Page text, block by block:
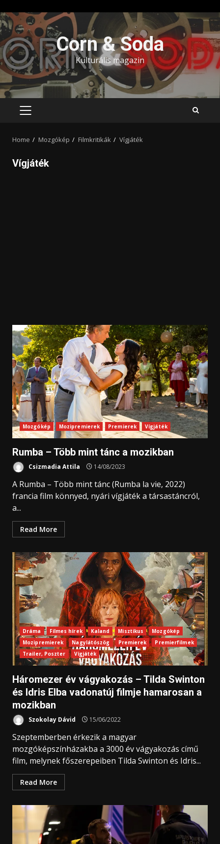
Skip
to
content
Corn & Soda
Kulturális magazin
PRIMARY
Home Mozgókép Filmkritikák Vígjáték
Vígjáték
Mozgókép Mozipremierek Premierek Vígjáték
Rumba – Több mint tánc a mozikban
Csizmadia Attila 14/08/2023
A Rumba – Több mint tánc (Rumba la vie, 2022)
francia film könnyed, nyári vígjáték a társastáncról,
a...
Read More
Dráma Filmes hírek Kaland Misztikus
Mozgókép
Mozipremierek
Nagylátószög Premierek
Premierfilmek
Trailer, Poszter
Vígjáték
Háromezer év vágyakozás – Tilda Swinton
és Idris Elba vadonatúj filmje hamarosan a
mozikban
Szokolay Dávid 15/06/2022
Szeptemberben érkezik a magyar
mozgóképszínházakba a 3000 év vágyakozás című
film, melynek főszerepeiben Tilda Swinton és Idris...
Read More